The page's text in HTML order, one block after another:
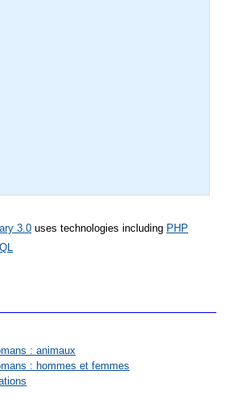
3.0 uses technologies including PHP
: animaux
: hommes et femmes